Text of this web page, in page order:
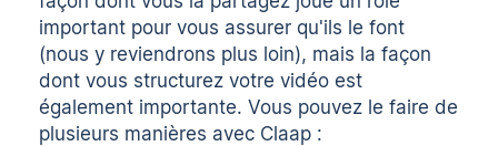
important pour vous assurer qu'ils le font
(nous y reviendrons plus loin), mais la façon
dont vous structurez votre vidéo est
également importante. Vous pouvez le faire de
plusieurs manières avec Claap :